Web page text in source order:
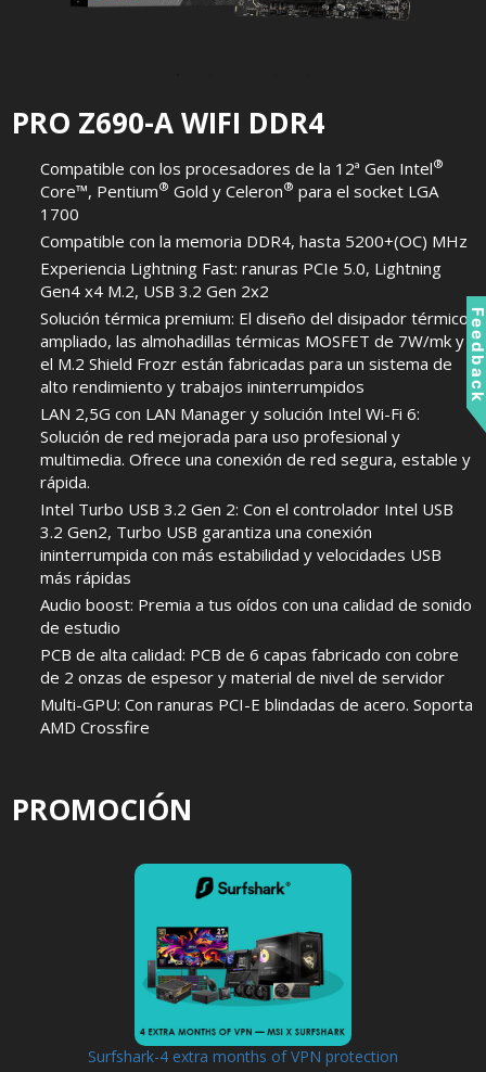
PRO Z690-A WIFI DDR4
Compatible con los procesadores de la 12ª Gen Intel®
Core™, Pentium® Gold y Celeron® para el socket LGA
1700
Compatible con la memoria DDR4, hasta 5200+(OC) MHz
Experiencia Lightning Fast: ranuras PCIe 5.0, Lightning
Gen4 x4 M.2, USB 3.2 Gen 2x2
Solución térmica premium: El diseño del disipador térmico
ampliado, las almohadillas térmicas MOSFET de 7W/mk y
el M.2 Shield Frozr están fabricadas para un sistema de
alto rendimiento y trabajos ininterrumpidos
LAN 2,5G con LAN Manager y solución Intel Wi-Fi 6:
Solución de red mejorada para uso profesional y
multimedia. Ofrece una conexión de red segura, estable y
rápida.
Intel Turbo USB 3.2 Gen 2: Con el controlador Intel USB
3.2 Gen2, Turbo USB garantiza una conexión
ininterrumpida con más estabilidad y velocidades USB
más rápidas
Audio boost: Premia a tus oídos con una calidad de sonido
de estudio
PCB de alta calidad: PCB de 6 capas fabricado con cobre
de 2 onzas de espesor y material de nivel de servidor
Multi-GPU: Con ranuras PCI-E blindadas de acero. Soporta
AMD Crossfire
PROMOCIÓN
Surfshark-4 extra months of VPN protection